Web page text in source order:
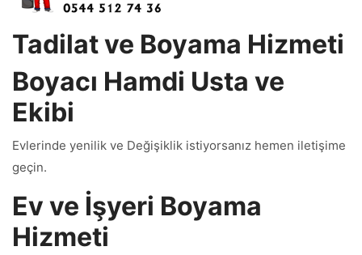
Tadilat ve Boyama Hizmeti
Boyacı Hamdi Usta ve
Ekibi
Evlerinde yenilik ve Değişiklik istiyorsanız hemen iletişime
geçin.
Ev ve İşyeri Boyama
Hizmeti